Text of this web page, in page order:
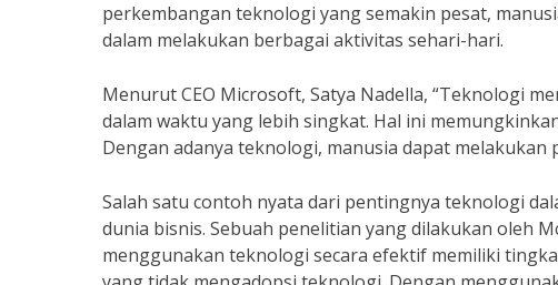
perkembangan teknologi yang semakin pesat,
dalam melakukan berbagai aktivitas sehari-hari.
Menurut CEO Microsoft, Satya Nadella, “Teknologi
dalam waktu yang lebih singkat. Hal ini
Dengan adanya teknologi, manusia dapat
Salah satu contoh nyata dari pentingnya teknologi
dunia bisnis. Sebuah penelitian yang dilakukan oleh
menggunakan teknologi secara efektif memiliki